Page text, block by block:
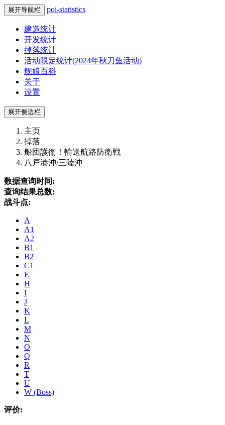
展开导航栏 poi-statistics
建造统计
开发统计
掉落统计
活动限定统计(2024年秋刀鱼活动)
舰娘百科
关于
设置
展开侧边栏
主页
掉落
船団護衛！輸送航路防衛戦
八戸港沖/三陸沖
数据查询时间:
查询结果总数:
战斗点:
A
A1
A2
B1
B2
C1
E
H
I
J
K
L
M
N
O
Q
R
T
U
W (Boss)
评价: